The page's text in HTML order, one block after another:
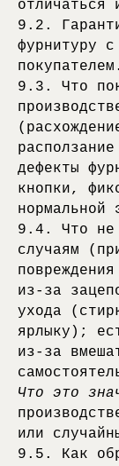
отличаться
9.2.
фурнитуру
покупателем.
9.3. Что
дефекты
кнопки,
нормальной
9.4. Что не
случаям
из-за
ухода
ярлыку);
из-за
Что это
или
9.5. Как